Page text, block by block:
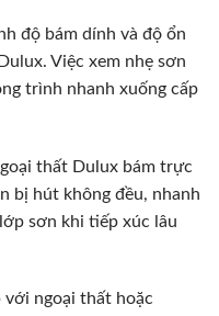
độ bám dính và độ ổn
Việc xem nhẹ sơn
trình nhanh xuống cấp
thất Dulux bám trực
bị hút không đều, nhanh
sơn khi tiếp xúc lâu
với ngoại thất hoặc